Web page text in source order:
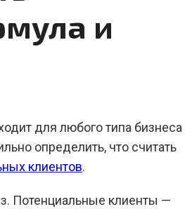
и
для любого типа бизнеса
определить, что считать
клиентов.
Потенциальные клиенты —